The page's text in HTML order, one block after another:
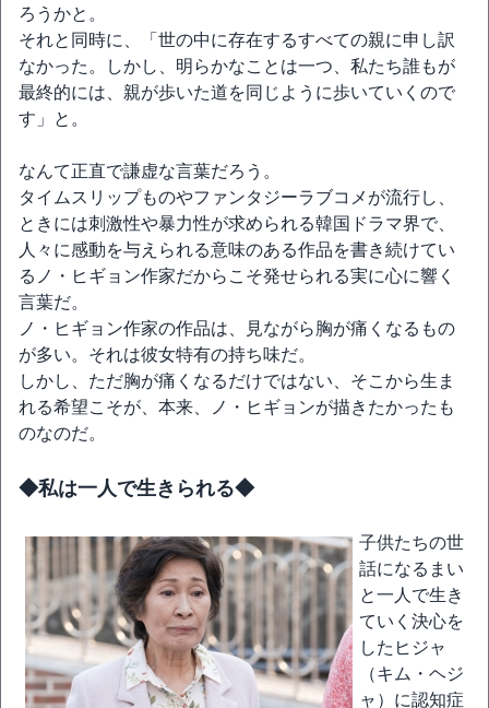
ろうかと。
それと同時に、「世の中に存在するすべての親に申し訳
なかった。しかし、明らかなことは一つ、私たち誰もが
最終的には、親が歩いた道を同じように歩いていくので
す」と。
なんて正直で謙虚な言葉だろう。
タイムスリップものやファンタジーラブコメが流行し、
ときには刺激性や暴力性が求められる韓国ドラマ界で、
人々に感動を与えられる意味のある作品を書き続けてい
るノ・ヒギョン作家だからこそ発せられる実に心に響く
言葉だ。
ノ・ヒギョン作家の作品は、見ながら胸が痛くなるもの
が多い。それは彼女特有の持ち味だ。
しかし、ただ胸が痛くなるだけではない、そこから生ま
れる希望こそが、本来、ノ・ヒギョンが描きたかったも
のなのだ。
◆私は一人で生きられる◆
子供たちの世
話になるまい
と一人で生き
ていく決心を
したヒジャ
（キム・ヘジ
ャ）に認知症